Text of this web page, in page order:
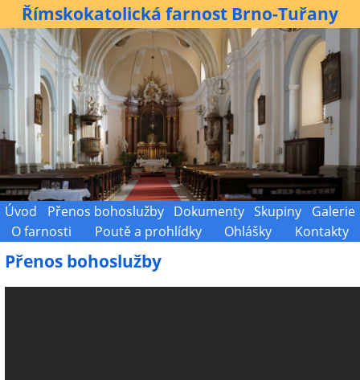
Římskokatolická farnost Brno-Tuřany
Úvod Přenos bohoslužby Dokumenty Skupiny
Galerie
O farnosti
Poutě a prohlídky Ohlášky Kontakty
Přenos bohoslužby